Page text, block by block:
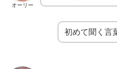
オーリー
初めて聞く言